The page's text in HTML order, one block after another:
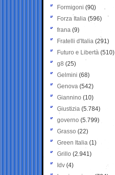
Formigoni (90)
Forza Italia (596)
frana (9)
Fratelli d'Italia (291)
Futuro e Libertà (510)
g8 (25)
Gelmini (68)
Genova (542)
Giannino (10)
Giustizia (5.784)
governo (5.799)
Grasso (22)
Green Italia (1)
Grillo (2.941)
Idv (4)